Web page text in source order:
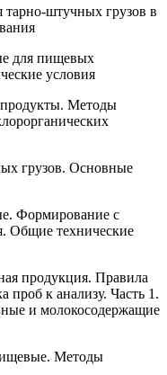
штучных грузов в
для пищевых
условия
Методы
грузов. Основные
Формирование с
Общие технические
продукция. Правила
проб к анализу. Часть 1.
и молокосодержащие
Методы